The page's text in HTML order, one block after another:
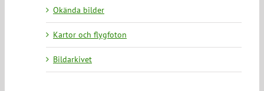
Okända bilder
Kartor och flygfoton
Bildarkivet